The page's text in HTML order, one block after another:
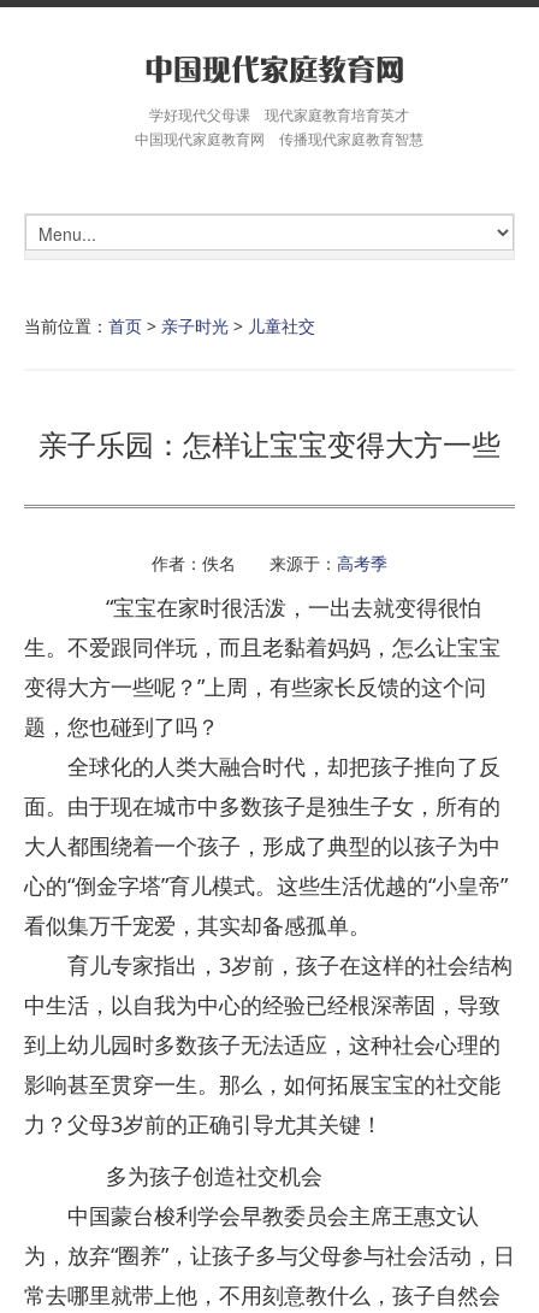
学好现代父母课 现代家庭教育培育英才
中国现代家庭教育网 传播现代家庭教育智慧
当前位置： 首页 > 亲子时光 > 儿童社交
亲子乐园：怎样让宝宝变得大方一些
作者：佚名 来源于： 高考季
“宝宝在家时很活泼，一出去就变得很怕
生。不爱跟同伴玩，而且老黏着妈妈，怎么让宝宝
变得大方一些呢？”上周，有些家长反馈的这个问
题，您也碰到了吗？
全球化的人类大融合时代，却把孩子推向了反
面。由于现在城市中多数孩子是独生子女，所有的
大人都围绕着一个孩子，形成了典型的以孩子为中
心的“倒金字塔”育儿模式。这些生活优越的“小皇帝”
看似集万千宠爱，其实却备感孤单。
育儿专家指出，3岁前，孩子在这样的社会结构
中生活，以自我为中心的经验已经根深蒂固，导致
到上幼儿园时多数孩子无法适应，这种社会心理的
影响甚至贯穿一生。那么，如何拓展宝宝的社交能
力？父母3岁前的正确引导尤其关键！
多为孩子创造社交机会
中国蒙台梭利学会早教委员会主席王惠文认
为，放弃“圈养”，让孩子多与父母参与社会活动，日
常去哪里就带上他，不用刻意教什么，孩子自然会